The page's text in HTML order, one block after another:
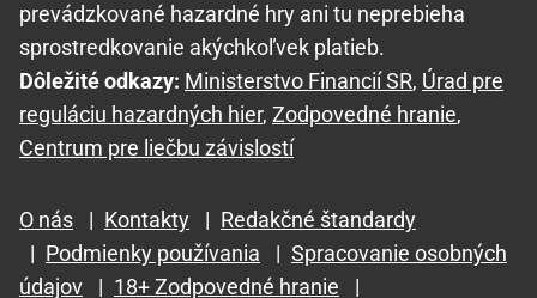
prevádzkované hazardné hry ani tu neprebieha
sprostredkovanie akýchkoľvek platieb.
Dôležité odkazy: Ministerstvo Financií SR, Úrad pre
reguláciu hazardných hier, Zodpovedné hranie,
Centrum pre liečbu závislostí
O nás | Kontakty | Redakčné štandardy
| Podmienky používania | Spracovanie osobných
údajov
| 18+ Zodpovedné hranie |